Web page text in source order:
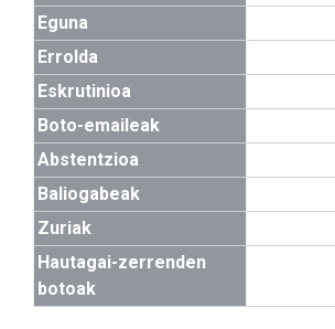
Eguna
Errolda
Eskrutinioa
Boto-emaileak
Abstentzioa
Baliogabeak
Zuriak
Hautagai-zerrenden
botoak